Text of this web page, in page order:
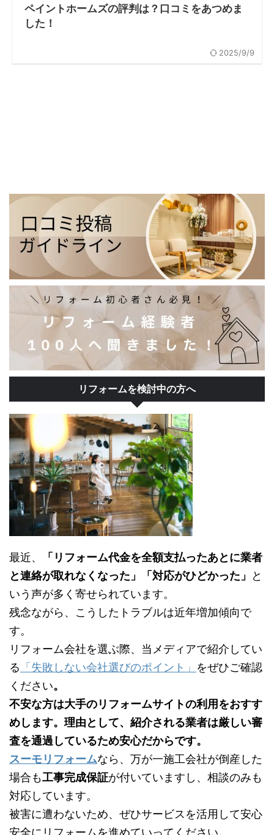
ペイントホームズの評判は？口コミをあつめま
した！
2025/9/9
リフォームを検討中の方へ
最近、
「リフォーム代金を全額支払ったあとに業者
と連絡が取れなくなった」「対応がひどかった」
と
いう声が多く寄せられています。
残念ながら、こうしたトラブルは近年増加傾向で
す。
リフォーム会社を選ぶ際、当メディアで紹介してい
る 「失敗しない会社選びのポイント」 をぜひご確認
ください。
不安な方は大手のリフォームサイトの利用をおすす
めします。理由として、紹介される業者は厳しい審
査を通過しているため安心だからです。
スーモリフォームなら、万が一施工会社が倒産した
場合も工事完成保証が付いていますし、相談のみも
対応しています。
被害に遭わないため、ぜひサービスを活用して安心
安全にリフォームを進めていってください。